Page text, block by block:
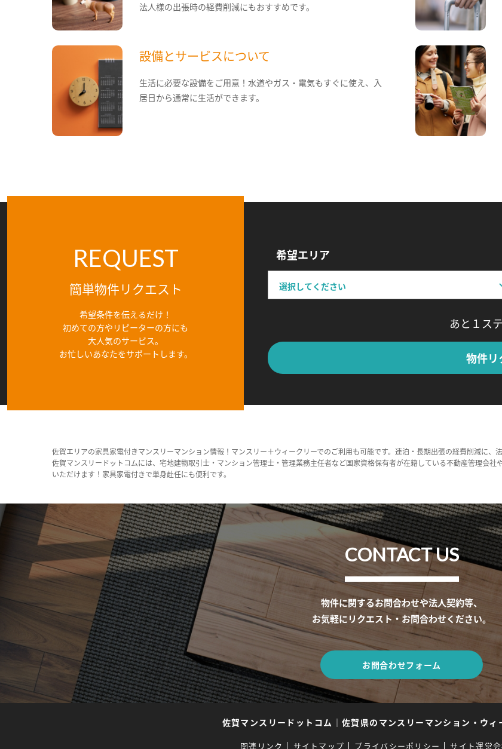
法人様の出張時の経費削減にもおすすめです。
設備とサービスについて
生活に必要な設備をご用意！水道やガス・電気もすぐに使え、入
居日から通常に生活ができます。
REQUEST
簡単物件リクエスト
希望条件を伝えるだけ！
初めての方やリピーターの方にも
大人気のサービス。
お忙しいあなたをサポートします。
希望エリア
あと１ス
物件リ
佐賀エリアの家具家電付きマンスリーマンション情報！マンスリー＋ウィークリーでのご利用も可能です。連泊・長期出張の経費削減に、
佐賀マンスリードットコムには、宅地建物取引士・マンション管理士・管理業務主任者など国家資格保有者が在籍している不動産管理会
いただけます！家具家電付きで単身赴任にも便利です。
CONTACT US
物件に関するお問合わせや法人契約等、
お気軽にリクエスト・お問合わせください。
お問合わせフォーム
佐賀マンスリードットコム ｜ 佐賀県のマンスリーマンション・ウィ
関連リンク サイトマップ プライバシーポリシー サイト運営